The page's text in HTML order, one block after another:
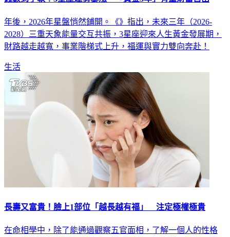
年後，2026年星盤悄然鋪開。《》指出，未來三年（2026-
2028）三重天象能量交互共振，3星座迎來人生黃金發展期，
財路越走越寬，事業階梯式上升，福運與實力雙向奔赴！
生活
長壽又富貴！臉上1部位「越長越有福」 注定極權極貴
在命相學中，除了能通過觀察五官面相，了解一個人的性格